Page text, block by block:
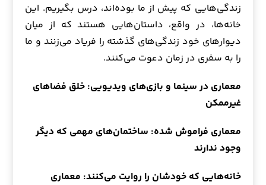
زندگی‌هایی که پیش از ما بوده‌اند، درس بگیریم. این
خانه‌ها، در واقع، داستان‌هایی هستند که از میان
دیوارهای خود زندگی‌های گذشته را فریاد می‌زنند و ما
را به سفری در زمان دعوت می‌کنند.
معماری در سینما و بازی‌های ویدیویی: خلق فضاهای
غیرممکن
معماری فراموش شده: ساختمان‌های مهمی که دیگر
وجود ندارند
خانه‌هایی که خودشان را روایت می‌کنند: معماری